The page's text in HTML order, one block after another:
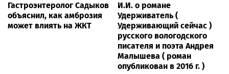
Гастроэнтеролог Садыков
объяснил, как амброзия
может влиять на ЖКТ
И.И. о романе
Удерживатель (
Удерживающий сейчас )
русского вологодского
писателя и поэта Андрея
Малышева ( роман
опубликован в 2016 г. )